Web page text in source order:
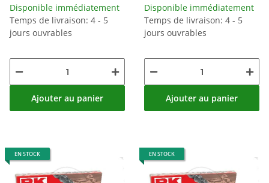
Disponible immédiatement
Temps de livraison: 4 - 5
jours ouvrables
Ajouter au panier
Disponible immédiatement
Temps de livraison: 4 - 5
jours ouvrables
Ajouter au panier
EN STOCK EN STOCK